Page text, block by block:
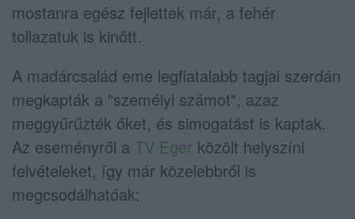
mostanra egész fejlettek már, a fehér
tollazatuk is kinőtt.
A madárcsalád eme legfiatalabb tagjai szerdán
megkapták a "személyi számot", azaz
meggyűrűzték őket, és simogatást is kaptak.
Az eseményről a TV Eger közölt helyszíni
felvételeket, így már közelebbről is
megcsodálhatóak: